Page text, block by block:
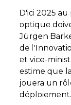
D'ici 2025
optique
Jürgen
de
et vice-
estime que
jouera un
déploiement.